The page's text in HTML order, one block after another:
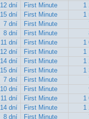
12 dní First Minute
1
15 dní First Minute
1
7 dní First Minute
8 dní First Minute
11 dní First Minute
1
12 dní First Minute
1
14 dní First Minute
1
15 dní First Minute
1
7 dní First Minute
10 dní First Minute
11 dní First Minute
1
14 dní First Minute
1
8 dní First Minute